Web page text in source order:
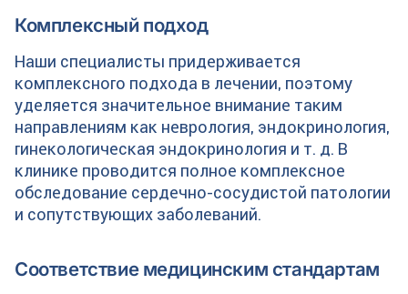
Комплексный подход
Наши специалисты придерживается
комплексного подхода в лечении, поэтому
уделяется значительное внимание таким
направлениям как неврология, эндокринология,
гинекологическая эндокринология и т. д. В
клинике проводится полное комплексное
обследование сердечно-сосудистой патологии
и сопутствующих заболеваний.
Соответствие медицинским стандартам